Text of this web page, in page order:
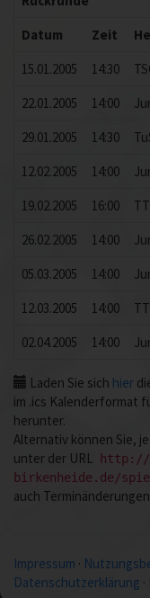
Datum
Zeit
15.01.2005
14:30
22.01.2005
14:00
29.01.2005
14:30
12.02.2005
14:00
19.02.2005
16:00
26.02.2005
14:00
05.03.2005
14:00
12.03.2005
14:00
02.04.2005
14:00
Laden Sie sich hier
im .ics Kalenderformat
herunter.
Alternativ können Sie,
unter der URL
http://
birkenheide.de/
auch
Impressum ·
Datenschutzerklärung ·